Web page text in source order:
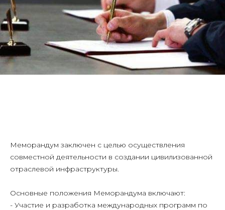
Меморандум заключен с целью осуществления
совместной деятельности в создании цивилизованной
отраслевой инфраструктуры.
Основные положения Меморандума включают:
- Участие и разработка международных программ по